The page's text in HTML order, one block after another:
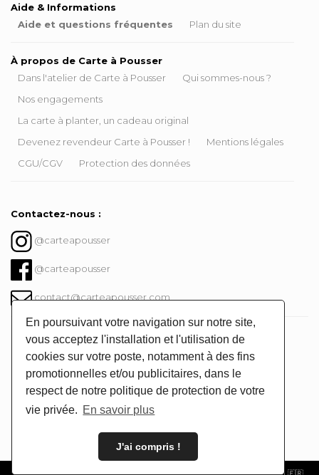
En poursuivant votre navigation sur notre site,
vous acceptez l'installation et l'utilisation de
cookies sur votre poste, notamment à des fins
promotionnelles et/ou publicitaires, dans le
respect de notre politique de protection de votre
vie privée. En savoir plus
J'ai compris !
Aide & Informations
Aide et questions fréquentes
Plan du site
À propos de Carte à Pousser
Dans l'atelier de Carte à Pousser
Qui sommes-nous ?
Nos engagements
La carte à planter, un cadeau original
Devenez revendeur Carte à Pousser !
Mentions légales
CGU/CGV
Protection des données
Contactez-nous :
@carteapousser
@carteapousser
contact@carteapousser.com
Instagram @carteapousser